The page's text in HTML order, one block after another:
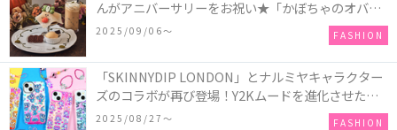
んがアニバーサリーをお祝い★「かぼちゃのオバケ
ーキアクセサリー」が新発売！Q-pot CAFE.では
「かぼちゃのオバケーキプレート」も登場
2025/09/06〜 FASHION
「SKINNYDIP LONDON」とナルミヤキャラクター
ズのコラボが再び登場！Y2Kムードを進化させた新
作コレクションを発売♪
2025/08/27〜 FASHION